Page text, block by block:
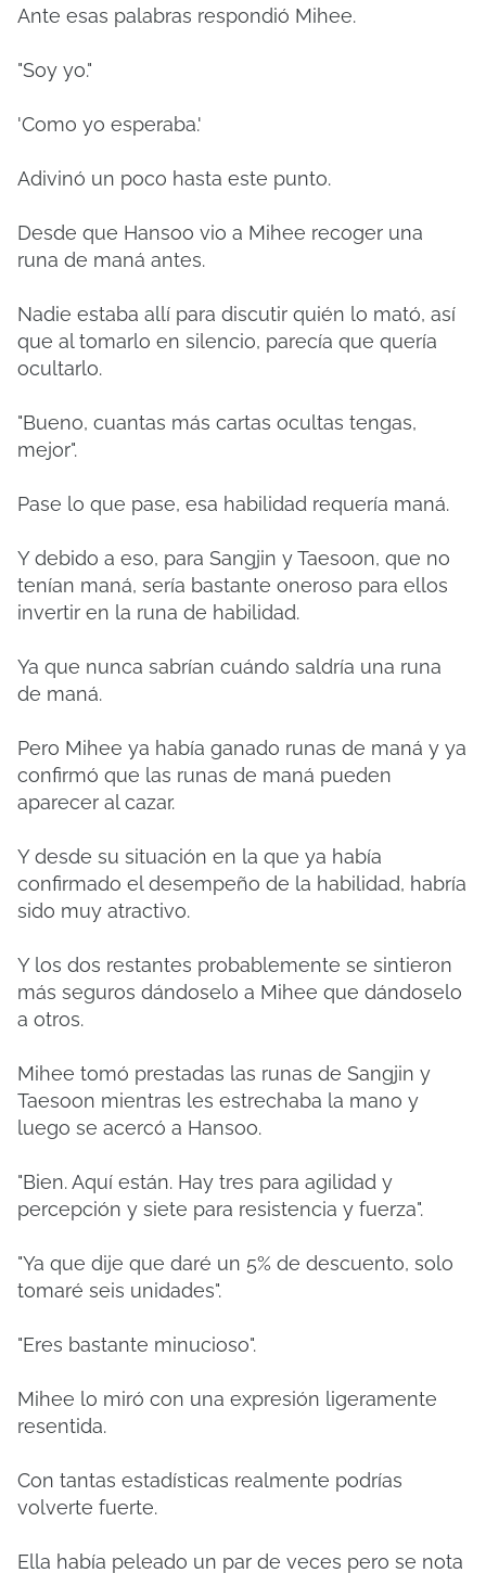
Ante esas palabras respondió Mihee.
"Soy yo."
'Como yo esperaba.'
Adivinó un poco hasta este punto.
Desde que Hansoo vio a Mihee recoger una
runa de maná antes.
Nadie estaba allí para discutir quién lo mató, así
que al tomarlo en silencio, parecía que quería
ocultarlo.
"Bueno, cuantas más cartas ocultas tengas,
mejor".
Pase lo que pase, esa habilidad requería maná.
Y debido a eso, para Sangjin y Taesoon, que no
tenían maná, sería bastante oneroso para ellos
invertir en la runa de habilidad.
Ya que nunca sabrían cuándo saldría una runa
de maná.
Pero Mihee ya había ganado runas de maná y ya
confirmó que las runas de maná pueden
aparecer al cazar.
Y desde su situación en la que ya había
confirmado el desempeño de la habilidad, habría
sido muy atractivo.
Y los dos restantes probablemente se sintieron
más seguros dándoselo a Mihee que dándoselo
a otros.
Mihee tomó prestadas las runas de Sangjin y
Taesoon mientras les estrechaba la mano y
luego se acercó a Hansoo.
"Bien. Aquí están. Hay tres para agilidad y
percepción y siete para resistencia y fuerza".
"Ya que dije que daré un 5% de descuento, solo
tomaré seis unidades".
"Eres bastante minucioso".
Mihee lo miró con una expresión ligeramente
resentida.
Con tantas estadísticas realmente podrías
volverte fuerte.
Ella había peleado un par de veces pero se nota